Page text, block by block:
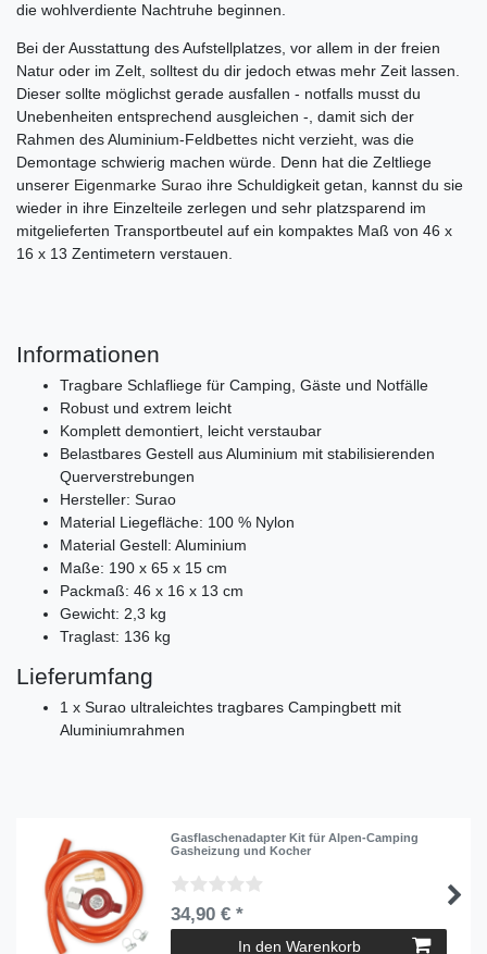
die wohlverdiente Nachtruhe beginnen.
Bei der Ausstattung des Aufstellplatzes, vor allem in der freien
Natur oder im Zelt, solltest du dir jedoch etwas mehr Zeit lassen.
Dieser sollte möglichst gerade ausfallen - notfalls musst du
Unebenheiten entsprechend ausgleichen -, damit sich der
Rahmen des Aluminium-Feldbettes nicht verzieht, was die
Demontage schwierig machen würde. Denn hat die Zeltliege
unserer Eigenmarke Surao ihre Schuldigkeit getan, kannst du sie
wieder in ihre Einzelteile zerlegen und sehr platzsparend im
mitgelieferten Transportbeutel auf ein kompaktes Maß von 46 x
16 x 13 Zentimetern verstauen.
Informationen
Tragbare Schlafliege für Camping, Gäste und Notfälle
Robust und extrem leicht
Komplett demontiert, leicht verstaubar
Belastbares Gestell aus Aluminium mit stabilisierenden
Querverstrebungen
Hersteller: Surao
Material Liegefläche: 100 % Nylon
Material Gestell: Aluminium
Maße: 190 x 65 x 15 cm
Packmaß: 46 x 16 x 13 cm
Gewicht: 2,3 kg
Traglast: 136 kg
Lieferumfang
1 x Surao ultraleichtes tragbares Campingbett mit
Aluminiumrahmen
Gasflaschenadapter Kit für Alpen-Camping
Gasheizung und Kocher
34,90 € *
In den Warenkorb